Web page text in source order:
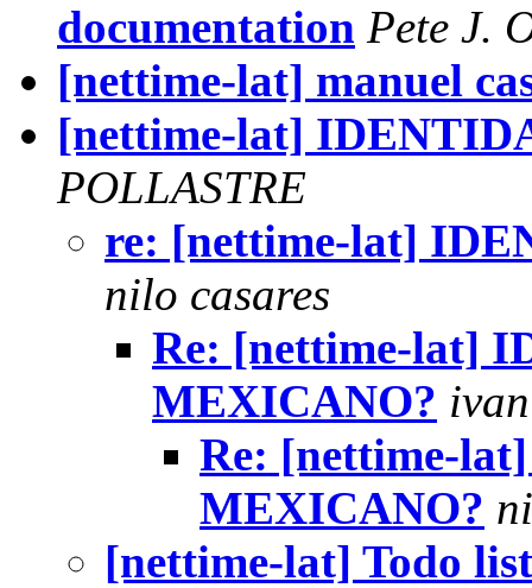
documentation Pete J.
[nettime-lat] manuel
[nettime-lat]
POLLASTRE
re: [nettime-lat]
nilo casares
Re: [nettime-lat]
MEXICANO?
Re: [nettime-
MEXICANO?
[nettime-lat] Todo